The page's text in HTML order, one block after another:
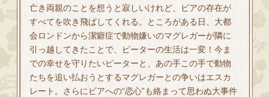
亡き両親のことを想うと寂しいけれど、ビアの存在が
すべてを吹き飛ばしてくれる。ところがある日、大都
会ロンドンから潔癖症で動物嫌いのマグレガーが隣に
引っ越してきたことで、ピーターの生活は一変！今ま
での幸せを守りたいピーターと、あの手この手で動物
たちを追い払おうとするマグレガーとの争いはエスカ
レート。さらにビアへの“恋心”も絡まって思わぬ大事件